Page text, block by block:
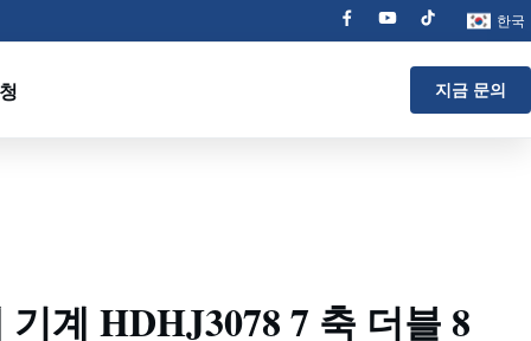
한국
지금 문의
계 HDHJ3078 7 축 더블 8